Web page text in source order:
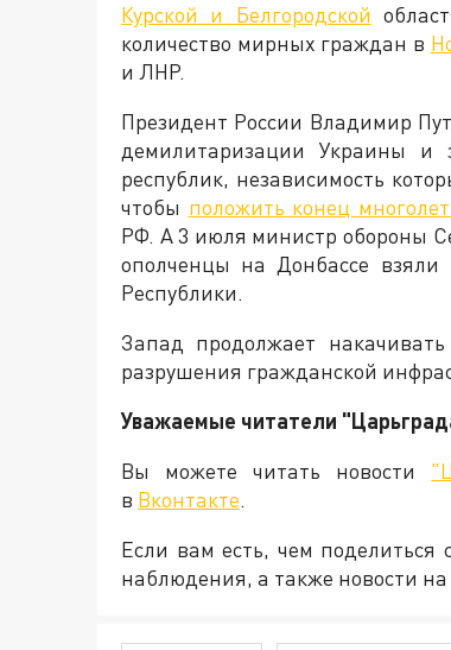
Курской и Белгородской
количество мирных граждан в
и ЛНР.
Президент России Владимир
демилитаризации Украины и
республик, независимость
чтобы положить конец
РФ. А 3 июля министр обороны
ополченцы на Донбассе взяли
Республики.
Запад продолжает
разрушения гражданской
Уважаемые читатели
Вы можете читать новости
в Вконтакте.
Если вам есть, чем
наблюдения, а также новости на